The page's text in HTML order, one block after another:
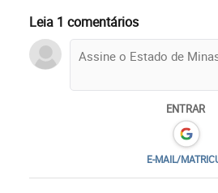
Leia 1 comentários
ENTRAR
E-MAIL/